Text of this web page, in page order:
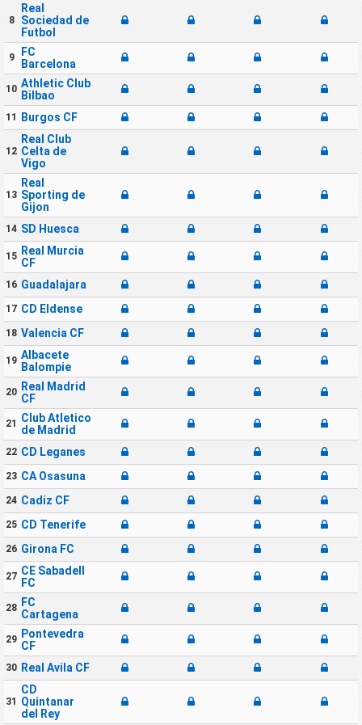
8
Real
Sociedad de
Futbol
9
FC
Barcelona
10 Athletic Club
Bilbao
11 Burgos CF
12
Real Club
Celta de
Vigo
13
Real
Sporting de
Gijon
14 SD Huesca
15 Real Murcia
CF
16 Guadalajara
17 CD Eldense
18 Valencia CF
19 Albacete
Balompie
20 Real Madrid
CF
21 Club Atletico
de Madrid
22 CD Leganes
23 CA Osasuna
24 Cadiz CF
25 CD Tenerife
26 Girona FC
27 CE Sabadell
FC
28 FC
Cartagena
29 Pontevedra
CF
30 Real Avila CF
31
CD
Quintanar
del Rey